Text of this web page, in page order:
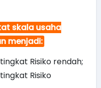
skala usaha
menjadi:
Risiko rendah;
Risiko